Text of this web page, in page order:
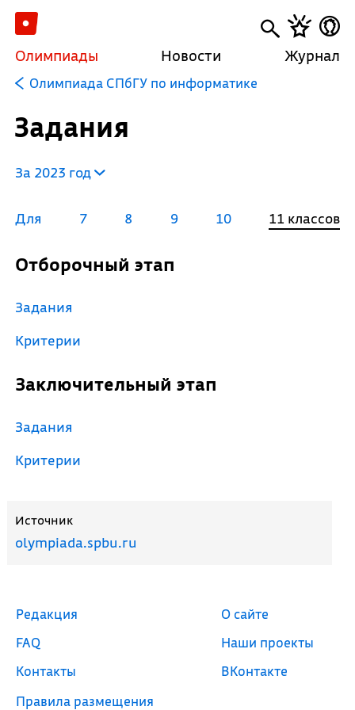
Олимпиады Новости Журнал
Олимпиада СПбГУ по информатике
Задания
За 2023 год
Для 7 8 9 10 11 классов
Отборочный этап
Задания
Критерии
Заключительный этап
Задания
Критерии
Источник
olympiada.spbu.ru
Редакция
FAQ
Контакты
Правила размещения
О сайте
Наши проекты
ВКонтакте